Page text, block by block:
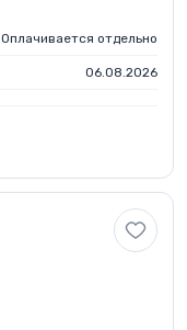
Оплачивается отдельно
06.08.2026